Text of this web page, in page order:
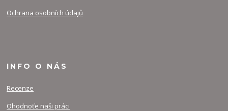
Ochrana osobních údajů
INFO O NÁS
Recenze
Ohodnoťe naši práci